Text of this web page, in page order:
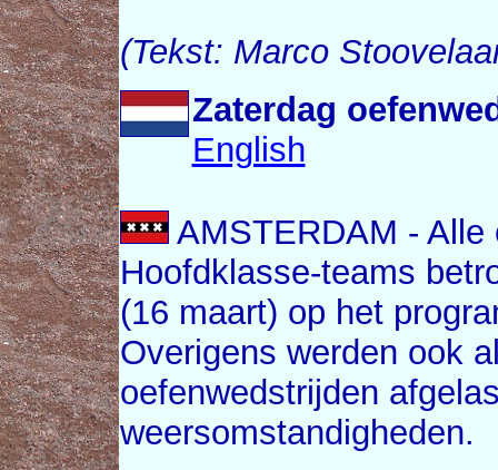
(Tekst: Marco
Zaterdag
English
AMSTERDAM -
Hoofdklasse-teams
(16 maart) op het
Overigens werden ook
oefenwedstrijden
weersomstandigheden.